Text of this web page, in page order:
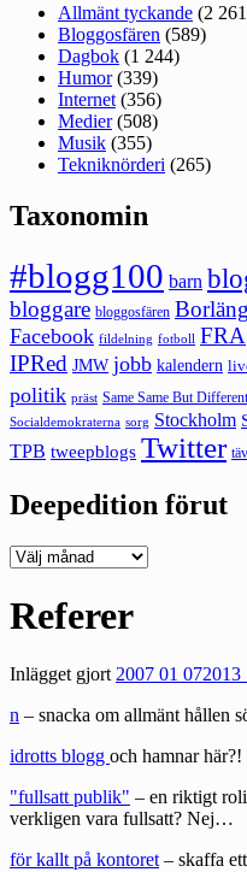
Allmänt tyckande (2
Bloggosfären (589)
Dagbok (1 244)
Humor(339)
Internet (356)
Medier(508)
Musik (355)
Tekniknörderi (265)
Taxonomin
#blogg100 barn
bloggare bloggosfären
Facebook fildelning fotboll FRA
IPRed JMW jobb kalendern
politik präst Same Same But Different
Socialdemokraterna sorg Stockholm
TPB tweepblogs Twitter
Deepedition förut
Deepedition
Referer
Inlägget gjort2007 01 072013
n – snacka om allmänt hållen
idrotts blogg och hamnar här?!
"fullsatt publik" – en riktigt
verkligen vara fullsatt? Nej…
för kallt på kontoret– skaffa